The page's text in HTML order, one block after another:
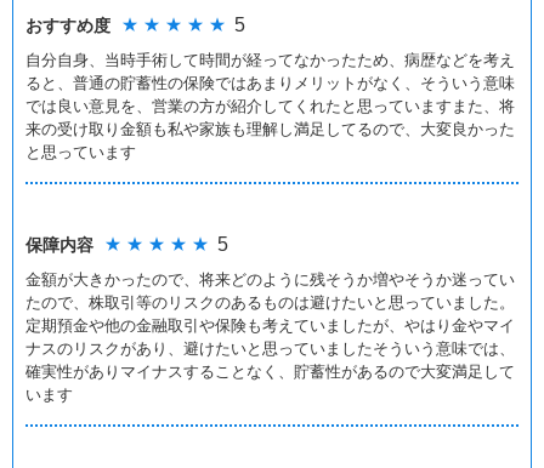
おすすめ度 ★ ★ ★ ★ ★ 5
自分自身、当時手術して時間が経ってなかったため、病歴などを考え
ると、普通の貯蓄性の保険ではあまりメリットがなく、そういう意味
では良い意見を、営業の方が紹介してくれたと思っていますまた、将
来の受け取り金額も私や家族も理解し満足してるので、大変良かった
と思っています
保障内容 ★ ★ ★ ★ ★ 5
金額が大きかったので、将来どのように残そうか増やそうか迷ってい
たので、株取引等のリスクのあるものは避けたいと思っていました。
定期預金や他の金融取引や保険も考えていましたが、やはり金やマイ
ナスのリスクがあり、避けたいと思っていましたそういう意味では、
確実性がありマイナスすることなく、貯蓄性があるので大変満足して
います